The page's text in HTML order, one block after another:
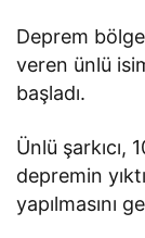
Deprem
veren ünlü
başladı.
Ünlü şarkıcı,
depremin
yapılmasını